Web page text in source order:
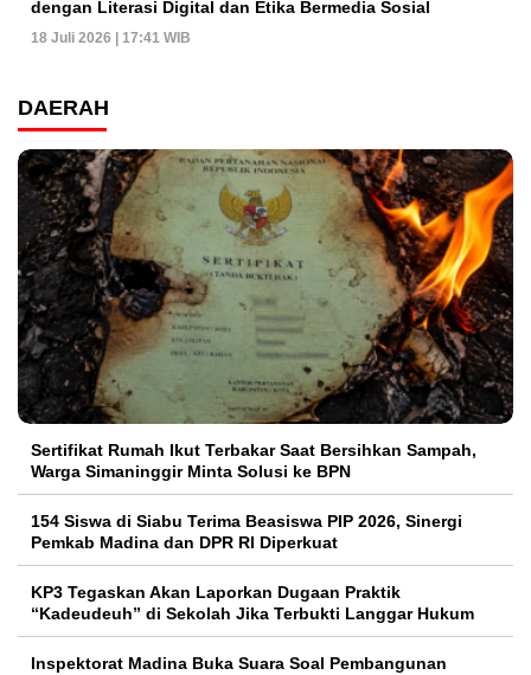
dengan Literasi Digital dan Etika Bermedia Sosial
18 Juli 2026 | 17:41 WIB
DAERAH
Sertifikat Rumah Ikut Terbakar Saat Bersihkan Sampah,
Warga Simaninggir Minta Solusi ke BPN
154 Siswa di Siabu Terima Beasiswa PIP 2026, Sinergi
Pemkab Madina dan DPR RI Diperkuat
KP3 Tegaskan Akan Laporkan Dugaan Praktik
“Kadeudeuh” di Sekolah Jika Terbukti Langgar Hukum
Inspektorat Madina Buka Suara Soal Pembangunan